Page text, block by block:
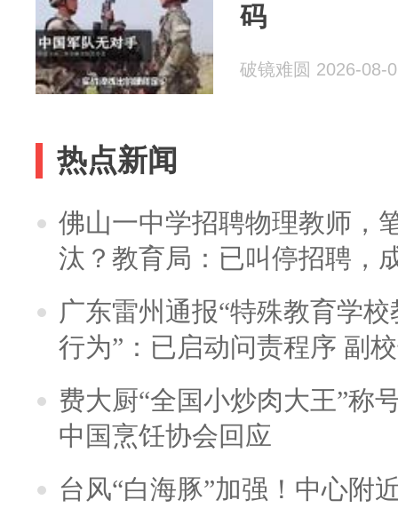
码
破镜难圆 2026-08-
热点新闻
佛山一中学招聘物理教师，
汰？教育局：已叫停招聘，
广东雷州通报“特殊教育学
行为”：已启动问责程序 副
费大厨“全国小炒肉大王”称
中国烹饪协会回应
台风“白海豚”加强！中心附